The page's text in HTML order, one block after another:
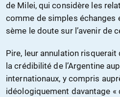
de Milei, qui considère les
comme de simples échanges
sème le doute sur l’avenir de
Pire, leur annulation risquerait
la crédibilité de l’Argentine
internationaux, y compris
idéologiquement davantage «